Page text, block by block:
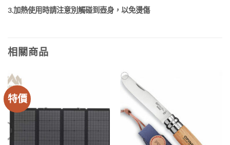
3.加熱使用時請注意別觸碰到壺身，以免燙傷
相關商品
特價